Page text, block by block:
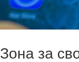
Зона за